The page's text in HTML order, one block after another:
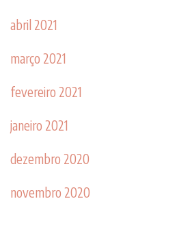
abril 2021
março 2021
fevereiro 2021
janeiro 2021
dezembro 2020
novembro 2020